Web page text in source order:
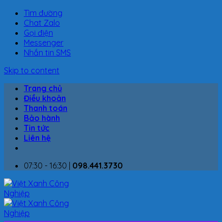
Tìm đường
Chat Zalo
Gọi điện
Messenger
Nhắn tin SMS
Skip to content
Trang chủ
Điều khoản
Thanh toán
Bảo hành
Tin tức
Liên hệ
07:30 - 16:30 | 098.441.3730